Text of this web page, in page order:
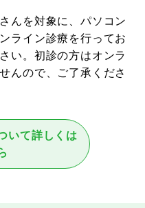
んを対象に、パソコン
ライン診療を行ってお
い。初診の方はオンラ
んので、ご了承くださ
いて詳しくは